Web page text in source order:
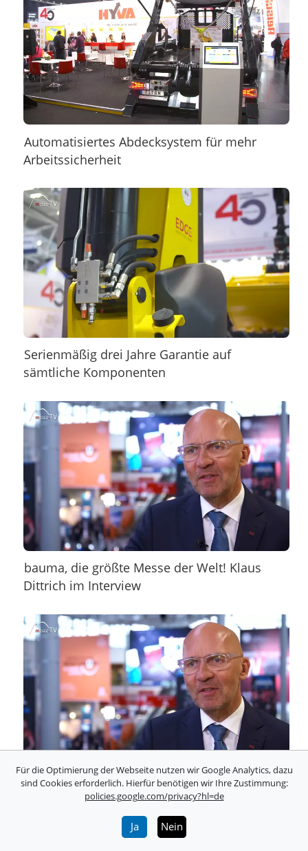
Automatisiertes Abdecksystem für mehr
Arbeitssicherheit
Serienmäßig drei Jahre Garantie auf
sämtliche Komponenten
bauma, die größte Messe der Welt! Klaus
Dittrich im Interview
Digitalisierung der Baumaschinenbranche
Für die Optimierung der Webseite nutzen wir Google Analytics, dazu
sind Cookies erforderlich. Hierfür benötigen wir Ihre Zustimmung:
policies.google.com/privacy?hl=de
Ja Nein